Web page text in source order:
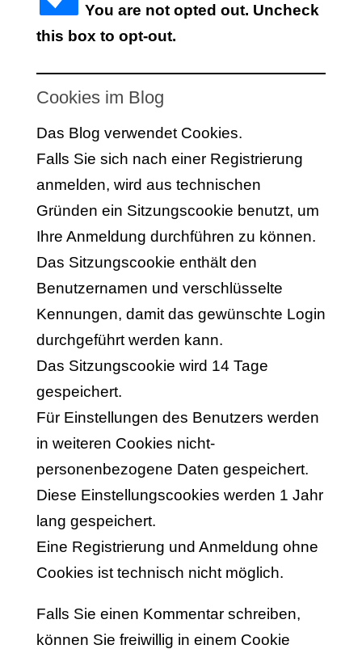
You are not opted out. Uncheck
this box to opt-out.
Cookies im Blog
Das Blog verwendet Cookies.
Falls Sie sich nach einer Registrierung
anmelden, wird aus technischen
Gründen ein Sitzungscookie benutzt, um
Ihre Anmeldung durchführen zu können.
Das Sitzungscookie enthält den
Benutzernamen und verschlüsselte
Kennungen, damit das gewünschte Login
durchgeführt werden kann.
Das Sitzungscookie wird 14 Tage
gespeichert.
Für Einstellungen des Benutzers werden
in weiteren Cookies nicht-
personenbezogene Daten gespeichert.
Diese Einstellungscookies werden 1 Jahr
lang gespeichert.
Eine Registrierung und Anmeldung ohne
Cookies ist technisch nicht möglich.
Falls Sie einen Kommentar schreiben,
können Sie freiwillig in einem Cookie